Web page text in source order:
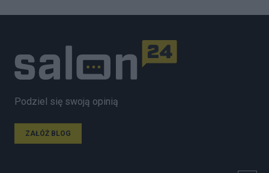
Podziel się swoją opinią
ZAŁÓŻ BLOG